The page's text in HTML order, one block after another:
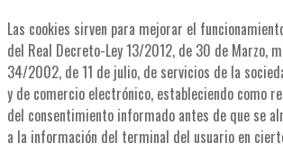
Las cookies sirven para mejorar el
del Real Decreto-Ley 13/2012, de 30 de Marzo,
34/2002, de 11 de julio, de servicios de la
y de comercio electrónico, estableciendo como
del consentimiento informado antes de que se
a la información del terminal del usuario en